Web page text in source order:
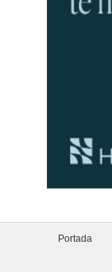
Portada